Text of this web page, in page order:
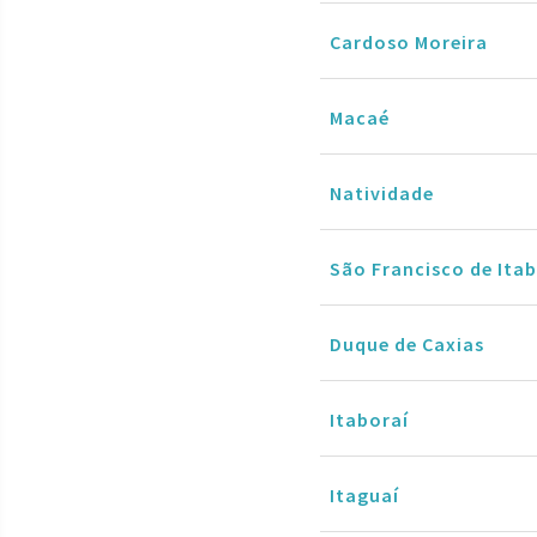
Cardoso Moreira
Macaé
Natividade
São Francisco de
Duque de Caxias
Itaboraí
Itaguaí